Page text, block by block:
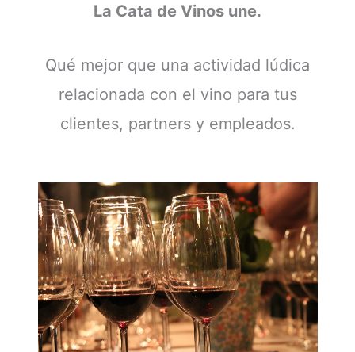
La Cata de Vinos une.
Qué mejor que una actividad lúdica
relacionada con el vino para tus
clientes, partners y empleados.